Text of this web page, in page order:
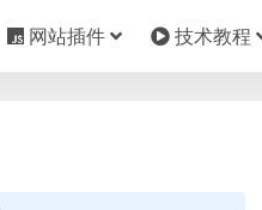
网站插件 技术教程